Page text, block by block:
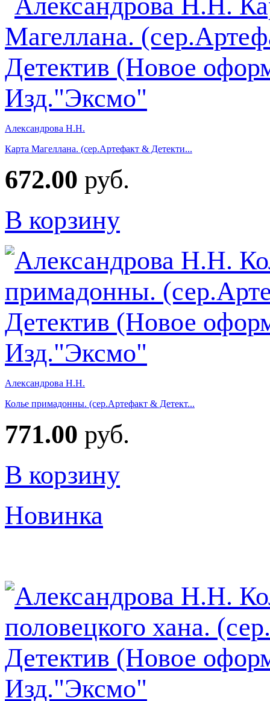
Александрова Н.Н.
Карта Магеллана. (сер.Артефакт & Детекти...
672.00 руб.
В корзину
Александрова Н.Н.
Колье примадонны. (сер.Артефакт & Детект...
771.00 руб.
В корзину
Новинка